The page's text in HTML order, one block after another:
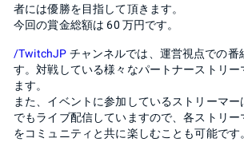
者には優勝を目指して頂きます。
今回の賞金総額は 60 万円です。
/TwitchJP チャンネルでは、運営視点での番
す。対戦している様々なパートナーストリ
ます。
また、イベントに参加しているストリーマ
でもライブ配信していますので、各ストリー
をコミュニティと共に楽しむことも可能です